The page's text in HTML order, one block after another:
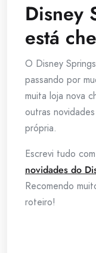
Disney
está
O Disney
passando por
muita loja nova
outras
própria.
Escrevi tudo
novidades do
Recomendo
roteiro!